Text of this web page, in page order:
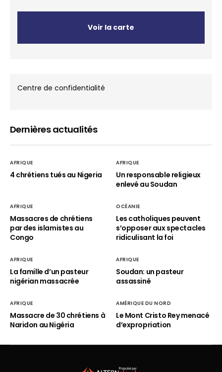
Voir la carte
Centre de confidentialité
Dernières actualités
AFRIQUE
4 chrétiens tués au Nigeria
AFRIQUE
Un responsable religieux
enlevé au Soudan
AFRIQUE
Massacres de chrétiens
par des islamistes au
Congo
OCÉANIE
Les catholiques peuvent
s’opposer aux spectacles
ridiculisant la foi
AFRIQUE
La famille d’un pasteur
nigérian massacrée
AFRIQUE
Soudan: un pasteur
assassiné
AFRIQUE
Massacre de 30 chrétiens à
Naridon au Nigéria
AMÉRIQUE DU NORD
Le Mont Cristo Rey menacé
d’expropriation